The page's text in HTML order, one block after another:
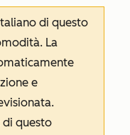
di questo
La
e
di questo